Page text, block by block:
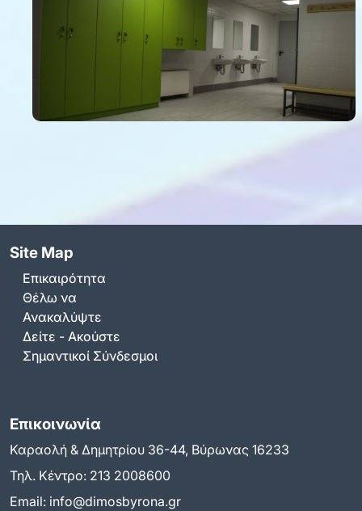
Site Map
Επικαιρότητα
Θέλω να
Ανακαλύψτε
Δείτε - Ακούστε
Σημαντικοί Σύνδεσμοι
Επικοινωνία
Καραολή & Δημητρίου 36-44, Βύρωνας 16233
Τηλ. Κέντρο: 213 2008600
Email: info@dimosbyrona.gr